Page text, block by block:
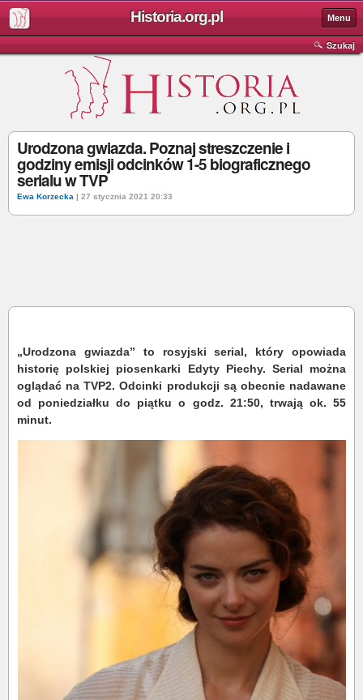
Historia.org.pl Menu
Szukaj
Urodzona gwiazda. Poznaj streszczenie i
godziny emisji odcinków 1-5 biograficznego
serialu w TVP
Ewa Korzecka | 27 stycznia 2021 20:33
„Urodzona gwiazda” to rosyjski serial, który opowiada
historię polskiej piosenkarki Edyty Piechy. Serial można
oglądać na TVP2. Odcinki produkcji są obecnie nadawane
od poniedziałku do piątku o godz. 21:50, trwają ok. 55
minut.